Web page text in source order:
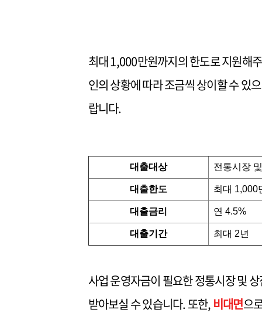
최대 1,000만원까지의 한도로 지원해
인의 상황에 따라 조금씩 상이할 수 있
랍니다.
대출대상 전통시장
대출한도 최대 1,000
대출금리 연 4.5%
대출기간 최대 2년
사업 운영자금이 필요한 정통시장 및
받아보실 수 있습니다. 또한, 비대면으